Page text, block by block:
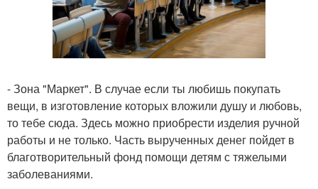
- Зона "Маркет". В случае если ты любишь покупать
вещи, в изготовление которых вложили душу и любовь,
то тебе сюда. Здесь можно приобрести изделия ручной
работы и не только. Часть вырученных денег пойдет в
благотворительный фонд помощи детям с тяжелыми
заболеваниями.